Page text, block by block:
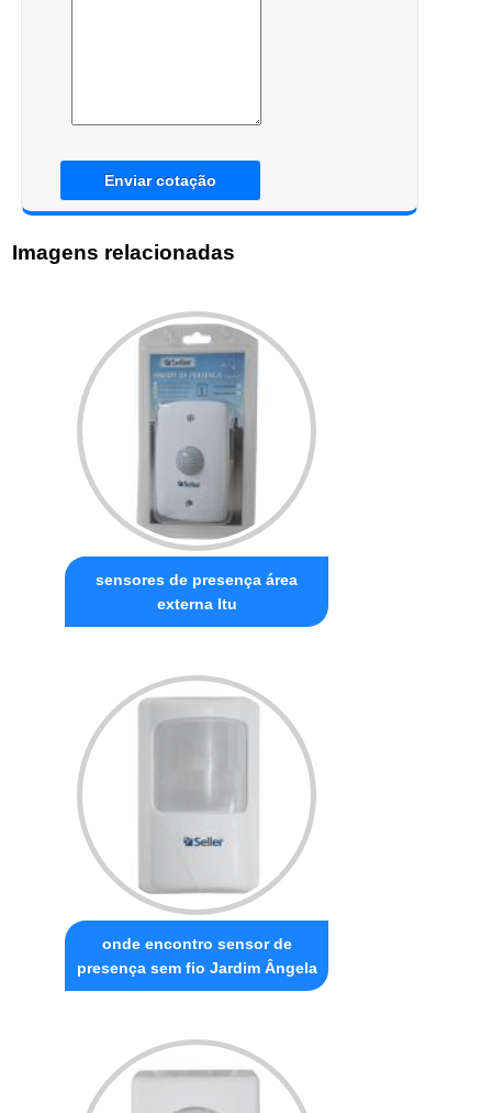
Enviar cotação
Imagens relacionadas
sensores de presença área
externa Itu
onde encontro sensor de
presença sem fio Jardim Ângela